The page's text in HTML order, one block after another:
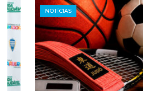
NOTÍCIAS